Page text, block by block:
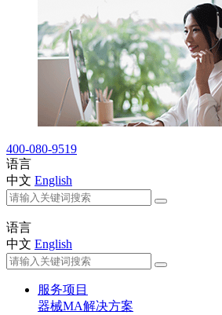
400-080-9519
语言
中文 English
语言
中文 English
服务项目
器械MA解决方案